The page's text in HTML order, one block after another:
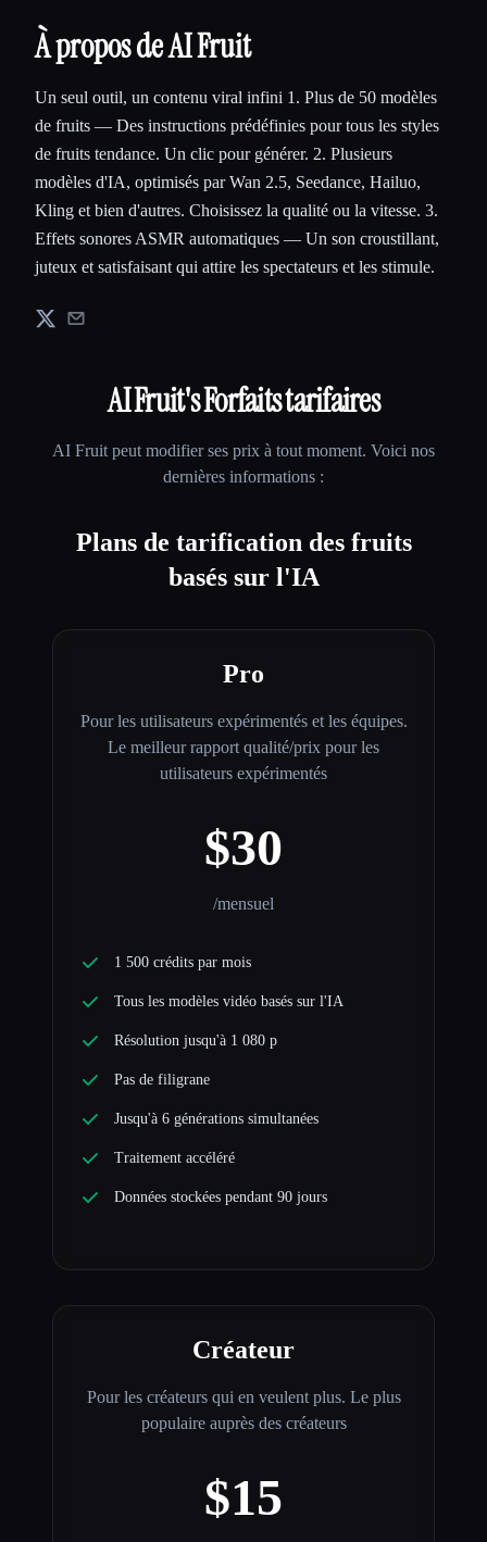
À propos de AI Fruit
Un seul outil, un contenu viral infini 1. Plus de 50 modèles
de fruits — Des instructions prédéfinies pour tous les styles
de fruits tendance. Un clic pour générer. 2. Plusieurs
modèles d'IA, optimisés par Wan 2.5, Seedance, Hailuo,
Kling et bien d'autres. Choisissez la qualité ou la vitesse. 3.
Effets sonores ASMR automatiques — Un son croustillant,
juteux et satisfaisant qui attire les spectateurs et les stimule.
AI Fruit's Forfaits tarifaires
AI Fruit peut modifier ses prix à tout moment. Voici nos
dernières informations :
Plans de tarification des fruits
basés sur l'IA
Pro
Pour les utilisateurs expérimentés et les équipes.
Le meilleur rapport qualité/prix pour les
utilisateurs expérimentés
$30
/mensuel
1 500 crédits par mois
Tous les modèles vidéo basés sur l'IA
Résolution jusqu'à 1 080 p
Pas de filigrane
Jusqu'à 6 générations simultanées
Traitement accéléré
Données stockées pendant 90 jours
Créateur
Pour les créateurs qui en veulent plus. Le plus
populaire auprès des créateurs
$15